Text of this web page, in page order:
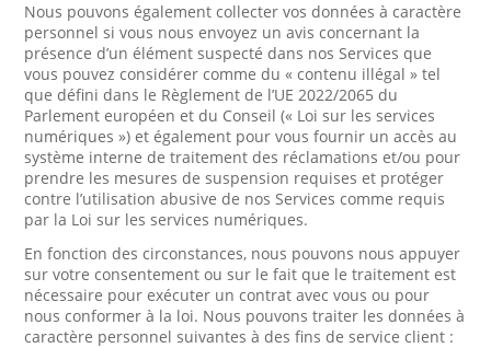
Nous pouvons également collecter vos données à caractère
personnel si vous nous envoyez un avis concernant la
présence d’un élément suspecté dans nos Services que
vous pouvez considérer comme du « contenu illégal » tel
que défini dans le Règlement de l’UE 2022/2065 du
Parlement européen et du Conseil (« Loi sur les services
numériques ») et également pour vous fournir un accès au
système interne de traitement des réclamations et/ou pour
prendre les mesures de suspension requises et protéger
contre l’utilisation abusive de nos Services comme requis
par la Loi sur les services numériques.
En fonction des circonstances, nous pouvons nous appuyer
sur votre consentement ou sur le fait que le traitement est
nécessaire pour exécuter un contrat avec vous ou pour
nous conformer à la loi. Nous pouvons traiter les données à
caractère personnel suivantes à des fins de service client :